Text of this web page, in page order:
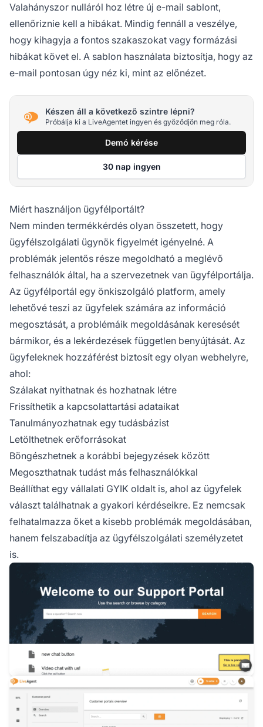
Valahányszor nulláról hoz létre új e-mail sablont,
ellenőriznie kell a hibákat. Mindig fennáll a veszélye,
hogy kihagyja a fontos szakaszokat vagy formázási
hibákat követ el. A sablon használata biztosítja, hogy az
e-mail pontosan úgy néz ki, mint az előnézet.
Készen áll a következő szintre lépni?
Próbálja ki a LiveAgentet ingyen és győződjön meg róla.
Demó kérése
30 nap ingyen
Miért használjon ügyfélportált?
Nem minden termékkérdés olyan összetett, hogy
ügyfélszolgálati ügynök figyelmét igényelné. A
problémák jelentős része megoldható a meglévő
felhasználók által, ha a szervezetnek van ügyfélportálja.
Az ügyfélportál egy önkiszolgáló platform, amely
lehetővé teszi az ügyfelek számára az információ
megosztását, a problémáik megoldásának keresését
bármikor, és a lekérdezések független benyújtását. Az
ügyfeleknek hozzáférést biztosít egy olyan webhelyre,
ahol:
Szálakat nyithatnak és hozhatnak létre
Frissíthetik a kapcsolattartási adataikat
Tanulmányozhatnak egy tudásbázist
Letölthetnek erőforrásokat
Böngészhetnek a korábbi bejegyzések között
Megoszthatnak tudást más felhasználókkal
Beállíthat egy vállalati GYIK oldalt is, ahol az ügyfelek
választ találhatnak a gyakori kérdéseikre. Ez nemcsak
felhatalmazza őket a kisebb problémák megoldásában,
hanem felszabadítja az ügyfélszolgálati személyzetet
is.